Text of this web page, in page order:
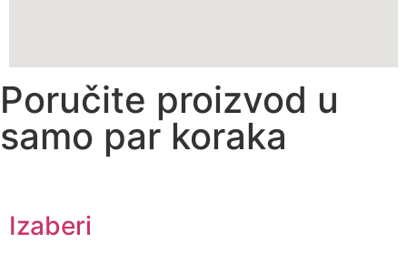
Poručite proizvod u
samo par koraka
Izaberi